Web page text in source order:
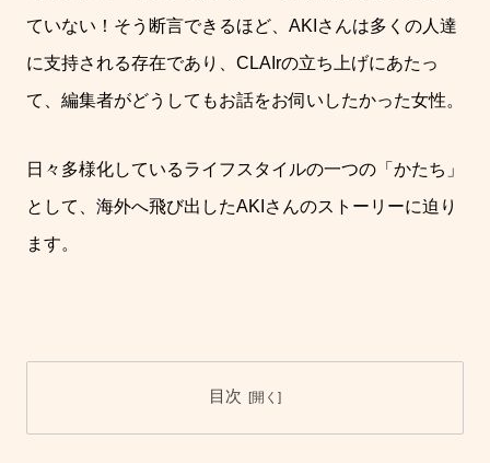
ていない！そう断言できるほど、 AKI さんは多くの人達
に支持される存在であり、 CLAIrの立ち上げにあたっ
て、編集者がどうしてもお話をお伺いしたかった女性。
日々多様化しているライフスタイルの一つの「かたち」
として、海外へ飛び出したAKI さんのストーリーに迫り
ます。
目次